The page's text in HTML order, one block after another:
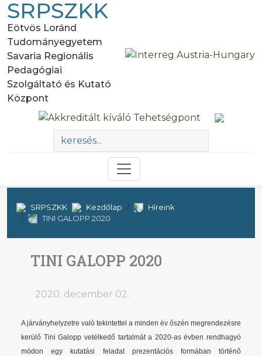
SRPSZKK
Eötvös Loránd
Tudományegyetem
Savaria Regionális
Pedagógiai
Szolgáltató és Kutató
Központ
SRPSZKK Kezdőlap
Híreink
TINI GALOPP 2020
TINI GALOPP 2020
2020. december 02.
A járványhelyzetre való tekintettel a minden év őszén megrendezésre
kerülő Tini Galopp vetélkedő tartalmát a 2020-as évben rendhagyó
módon egy kutatási feladat prezentációs formában történő